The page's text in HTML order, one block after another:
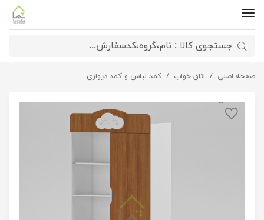
صفحه اصلی اتاق خواب کمد لباس و کمد دیواری
کمد چندمنظوره کودک و نوجوان طرح ابر